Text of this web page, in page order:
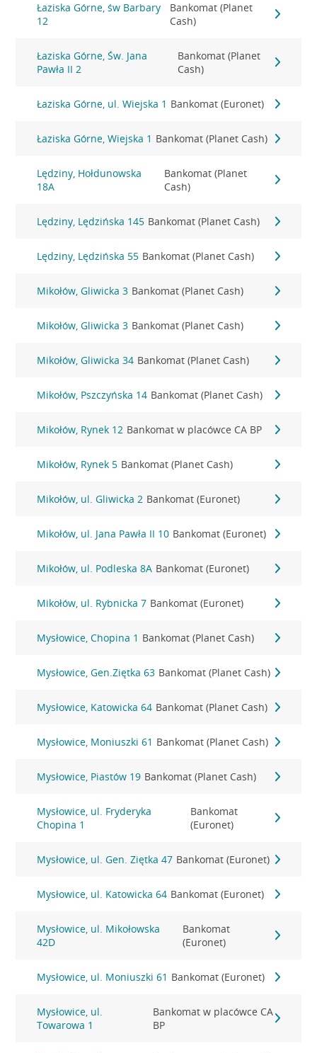
Łaziska Górne, św Barbary
12
Bankomat (Planet
Cash)
Łaziska Górne, Św. Jana
Pawła II 2
Bankomat (Planet
Cash)
Łaziska Górne, ul. Wiejska 1 Bankomat (Euronet)
Łaziska Górne, Wiejska 1 Bankomat (Planet Cash)
Lędziny, Hołdunowska
18A
Bankomat (Planet
Cash)
Lędziny, Lędzińska 145 Bankomat (Planet Cash)
Lędziny, Lędzińska 55 Bankomat (Planet Cash)
Mikołów, Gliwicka 3 Bankomat (Planet Cash)
Mikołów, Gliwicka 3 Bankomat (Planet Cash)
Mikołów, Gliwicka 34 Bankomat (Planet Cash)
Mikołów, Pszczyńska 14 Bankomat (Planet Cash)
Mikołów, Rynek 12 Bankomat w placówce CA BP
Mikołów, Rynek 5 Bankomat (Planet Cash)
Mikołów, ul. Gliwicka 2 Bankomat (Euronet)
Mikołów, ul. Jana Pawła II 10 Bankomat (Euronet)
Mikołów, ul. Podleska 8A Bankomat (Euronet)
Mikołów, ul. Rybnicka 7 Bankomat (Euronet)
Mysłowice, Chopina 1 Bankomat (Planet Cash)
Mysłowice, Gen.Ziętka 63 Bankomat (Planet Cash)
Mysłowice, Katowicka 64 Bankomat (Planet Cash)
Mysłowice, Moniuszki 61 Bankomat (Planet Cash)
Mysłowice, Piastów 19 Bankomat (Planet Cash)
Mysłowice, ul. Fryderyka
Chopina 1
Bankomat
(Euronet)
Mysłowice, ul. Gen. Ziętka 47 Bankomat (Euronet)
Mysłowice, ul. Katowicka 64 Bankomat (Euronet)
Mysłowice, ul. Mikołowska
42D
Bankomat
(Euronet)
Mysłowice, ul. Moniuszki 61 Bankomat (Euronet)
Mysłowice, ul.
Towarowa 1
Bankomat w placówce CA
BP